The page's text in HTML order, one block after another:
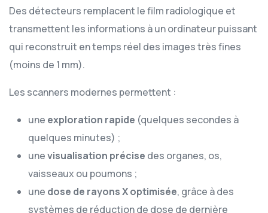
Des détecteurs remplacent le film radiologique et
transmettent les informations à un ordinateur puissant
qui reconstruit en temps réel des images très fines
(moins de 1 mm).
Les scanners modernes permettent :
une exploration rapide (quelques secondes à
quelques minutes) ;
unevisualisation précise des organes, os,
vaisseaux ou poumons ;
une dose de rayons X optimisée, grâce à des
systèmes de réduction de dose de dernière